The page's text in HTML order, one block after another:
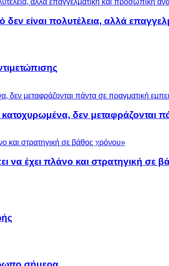
είναι πολυτέλεια, αλλά
δεν μεταφράζονται
να έχει πλάνο και στρατηγική σε